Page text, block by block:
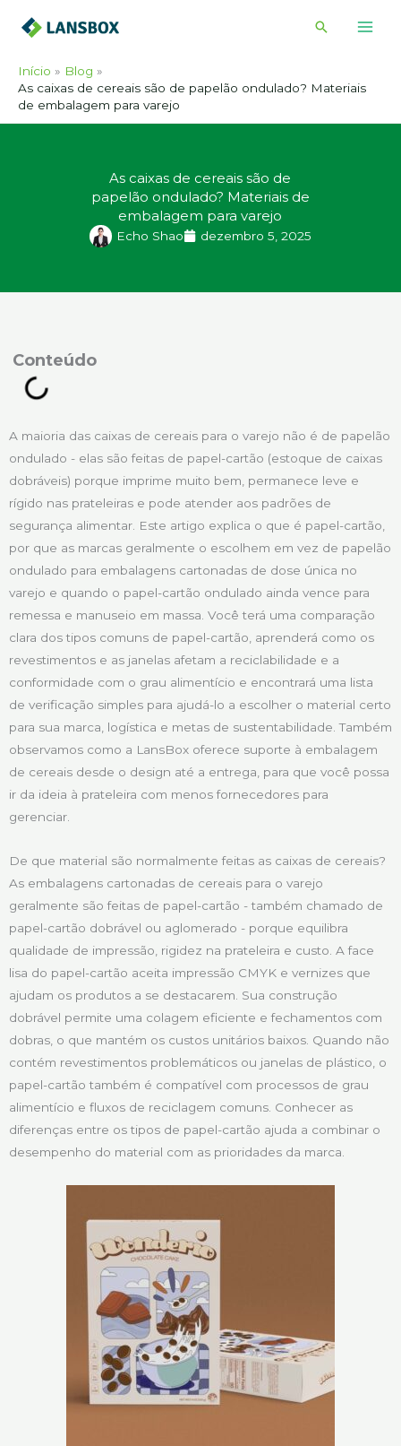
para
conteúdo
Pesquisar
Início
Blog
As caixas de cereais são de papelão ondulado? Materiais
de embalagem para varejo
As caixas de cereais são de
papelão ondulado? Materiais de
embalagem para varejo
Echo Shao dezembro 5, 2025
A maioria das caixas de cereais para o varejo não é de papelão
ondulado - elas são feitas de papel-cartão (estoque de caixas
dobráveis) porque imprime muito bem, permanece leve e
rígido nas prateleiras e pode atender aos padrões de
segurança alimentar. Este artigo explica o que é papel-cartão,
por que as marcas geralmente o escolhem em vez de papelão
ondulado para embalagens cartonadas de dose única no
varejo e quando o papel-cartão ondulado ainda vence para
remessa e manuseio em massa. Você terá uma comparação
clara dos tipos comuns de papel-cartão, aprenderá como os
revestimentos e as janelas afetam a reciclabilidade e a
conformidade com o grau alimentício e encontrará uma lista
de verificação simples para ajudá-lo a escolher o material certo
para sua marca, logística e metas de sustentabilidade. Também
observamos como a LansBox oferece suporte à embalagem
de cereais desde o design até a entrega, para que você possa
ir da ideia à prateleira com menos fornecedores para
gerenciar.
De que material são normalmente feitas as caixas de cereais?
As embalagens cartonadas de cereais para o varejo
geralmente são feitas de papel-cartão - também chamado de
papel-cartão dobrável ou aglomerado - porque equilibra
qualidade de impressão, rigidez na prateleira e custo. A face
lisa do papel-cartão aceita impressão CMYK e vernizes que
ajudam os produtos a se destacarem. Sua construção
dobrável permite uma colagem eficiente e fechamentos com
dobras, o que mantém os custos unitários baixos. Quando não
contém revestimentos problemáticos ou janelas de plástico, o
papel-cartão também é compatível com processos de grau
alimentício e fluxos de reciclagem comuns. Conhecer as
diferenças entre os tipos de papel-cartão ajuda a combinar o
desempenho do material com as prioridades da marca.